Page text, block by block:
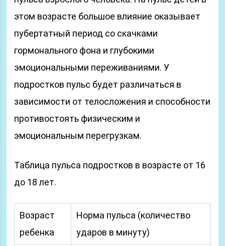
этом возрасте большое влияние оказывает
пубертатный период со скачками
гормонального фона и глубокими
эмоциональными переживаниями. У
подростков пульс будет различаться в
зависимости от телосложения и способности
противостоять физическим и
эмоциональным перегрузкам.
Таблица пульса подростков в возрасте от 16
до 18 лет.
Возраст
ребенка
Норма пульса (количество
ударов в минуту)